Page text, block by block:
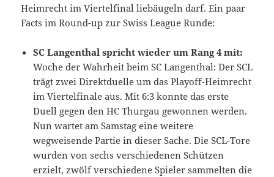
Heimrecht im Viertelfinal liebäugeln darf. Ein paar
Facts im Round-up zur Swiss League Runde:
SC Langenthal spricht wieder um Rang 4 mit:
Woche der Wahrheit beim SC Langenthal: Der SCL
trägt zwei Direktduelle um das Playoff-Heimrecht
im Viertelfinale aus. Mit 6:3 konnte das erste
Duell gegen den HC Thurgau gewonnen werden.
Nun wartet am Samstag eine weitere
wegweisende Partie in dieser Sache. Die SCL-Tore
wurden von sechs verschiedenen Schützen
erzielt, zwölf verschiedene Spieler sammelten die